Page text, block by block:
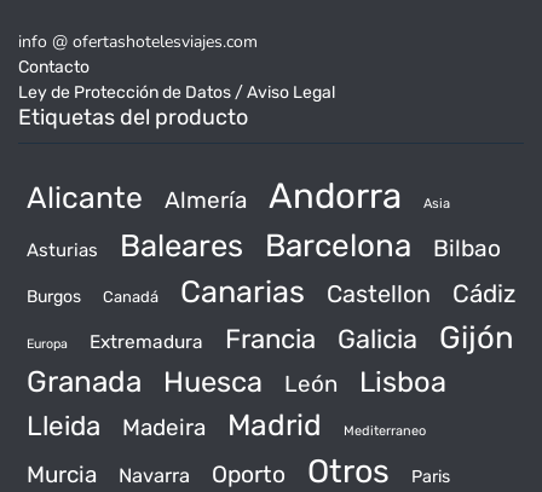
info @ ofertashotelesviajes.com
Contacto
Ley de Protección de Datos / Aviso Legal
Etiquetas del producto
Alicante Almería Andorra Asia
Asturias Baleares Barcelona Bilbao
Burgos Canadá Canarias Castellon Cádiz
Europa Extremadura Francia Galicia Gijón
Granada Huesca León Lisboa
Lleida Madeira Madrid Mediterraneo
Murcia Navarra Oporto Otros Paris